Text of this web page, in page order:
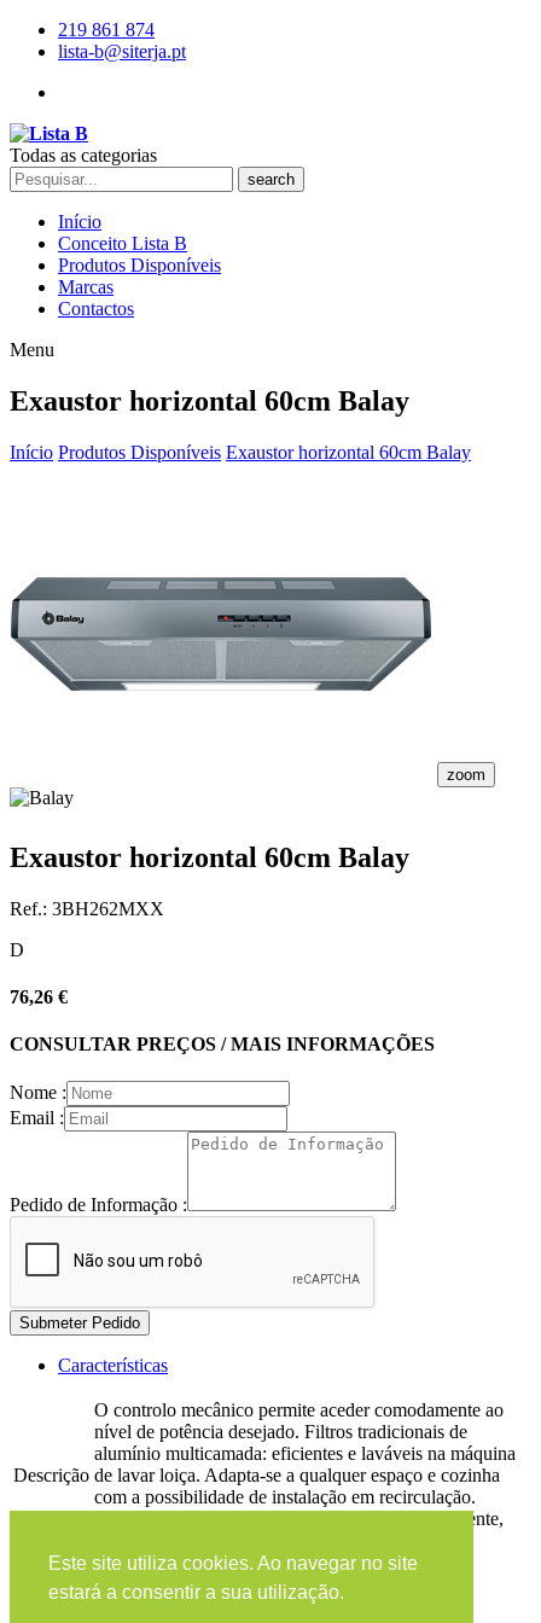
Este site utiliza cookies. Ao navegar no site
estará a consentir a sua utilização.
219 861 874
lista-b@siterja.pt
Todas as categorias
search
Início
Conceito Lista B
Produtos Disponíveis
Marcas
Contactos
Menu
Exaustor horizontal 60cm Balay
Início Produtos Disponíveis Exaustor horizontal 60cm Balay
zoom
Exaustor horizontal 60cm Balay
Ref.: 3BH262MXX
D
76,26 €
CONSULTAR PREÇOS / MAIS INFORMAÇÕES
Nome :
Email :
Pedido de Informação :
Submeter Pedido
Características
Descrição
O controlo mecânico permite aceder comodamente ao
nível de potência desejado. Filtros tradicionais de
alumínio multicamada: eficientes e laváveis na máquina
de lavar loiça. Adapta-se a qualquer espaço e cozinha
com a possibilidade de instalação em recirculação.
Iluminação LED: a mais eficaz, duradoura e eficiente,
Link do
produto